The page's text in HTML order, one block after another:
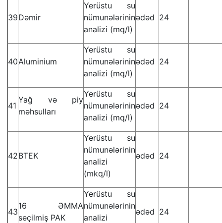
39Dəmir
Yerüstu su
nümunələrinin
analizi (mq/l)
ədəd 24
40Aluminium
Yerüstu su
nümunələrinin
analizi (mq/l)
ədəd 24
41
Yağ və piy
məhsulları
Yerüstu su
nümunələrinin
analizi (mq/l)
ədəd 24
42BTEK
Yerüstu su
nümunələrinin
analizi
(mkq/l)
ədəd 24
43
16 ƏMMA
seçilmiş PAK
Yerüstu su
nümunələrinin
analizi
ədəd 24